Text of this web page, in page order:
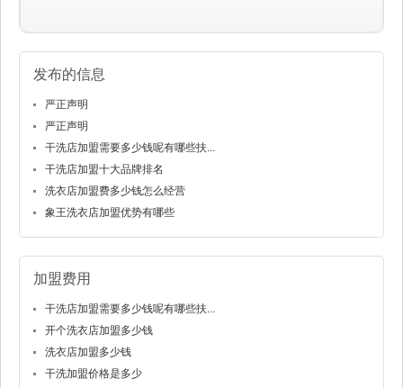
发布的信息
严正声明
严正声明
干洗店加盟需要多少钱呢有哪些扶...
干洗店加盟十大品牌排名
洗衣店加盟费多少钱怎么经营
象王洗衣店加盟优势有哪些
加盟费用
干洗店加盟需要多少钱呢有哪些扶...
开个洗衣店加盟多少钱
洗衣店加盟多少钱
干洗加盟价格是多少